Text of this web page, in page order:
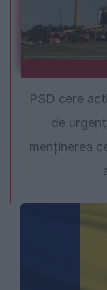
PSD cere
de
menținerea